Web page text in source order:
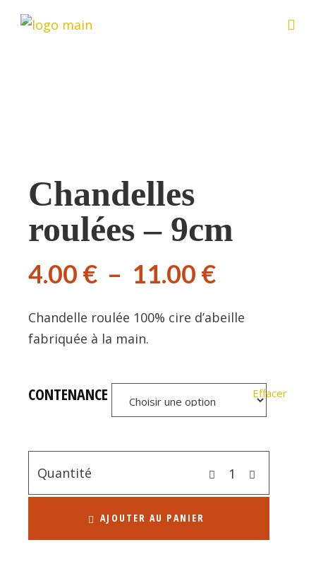
Chandelles
roulées – 9cm
4.00 € – 11.00 €Plage
prix :
à
11.00 €
Chandelle roulée 100% cire d’abeille
fabriquée à la main.
CONTENANCE Effacer
Quantité
AJOUTER AU PANIER